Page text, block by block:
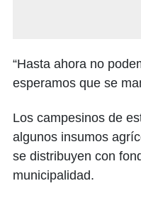
“Hasta ahora no
esperamos que se
Los campesinos de
algunos insumos
se distribuyen con
municipalidad.